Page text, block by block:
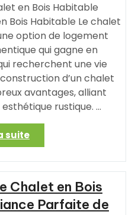
en Bois Habitable
Bois Habitable Le chalet
option de logement
qui gagne en
recherchent une vie
d’un chalet
avantages, alliant
rustique. …
suite« La
Construction
d’un
Chalet
en
Bois
Habitable
Chalet en Bois
Parfaite de